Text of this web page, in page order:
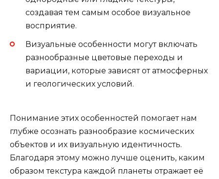
создавая тем самым особое визуальное
восприятие.
Визуальные особенности могут включать
разнообразные цветовые переходы и
вариации, которые зависят от атмосферных
и геологических условий.
Понимание этих особенностей помогает нам
глубже осознать разнообразие космических
объектов и их визуальную идентичность.
Благодаря этому можно лучше оценить, каким
образом текстура каждой планеты отражает её